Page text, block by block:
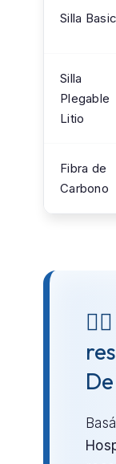
Silla Basic
Silla
Plegable
Litio
Fibra de
Carbono